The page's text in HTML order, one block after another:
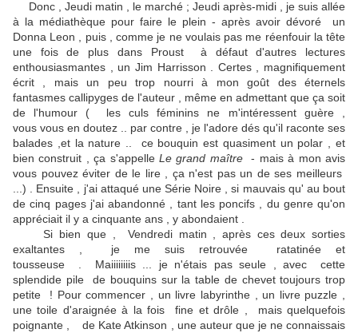
Donc , Jeudi matin , le marché ; Jeudi après-midi , je suis allée
à la médiathèque pour faire le plein - après avoir dévoré un
Donna Leon , puis , comme je ne voulais pas me réenfouir la tête
une fois de plus dans Proust à défaut d'autres lectures
enthousiasmantes , un Jim Harrisson . Certes , magnifiquement
écrit , mais un peu trop nourri à mon goût des éternels
fantasmes callipyges de l'auteur , même en admettant que ça soit
de l'humour ( les culs féminins ne m'intéressent guère ,
vous vous en doutez .. par contre , je l'adore dés qu'il raconte ses
balades ,et la nature .. ce bouquin est quasiment un polar , et
bien construit , ça s'appelle Le grand maître
- mais à mon avis
vous pouvez éviter de le lire , ça n'est pas un de ses meilleurs
...) . Ensuite , j'ai attaqué une Série Noire , si mauvais qu' au bout
de cinq pages j'ai abandonné , tant les poncifs , du genre qu'on
appréciait il y a cinquante ans , y abondaient .
Si bien que , Vendredi matin , après ces deux sorties
exaltantes , je me suis retrouvée ratatinée et
tousseuse . Maiiiiiiiis ... je n'étais pas seule , avec cette
splendide pile de bouquins sur la table de chevet toujours trop
petite ! Pour commencer , un livre labyrinthe , un livre puzzle ,
une toile d'araignée à la fois fine et drôle , mais quelquefois
poignante , de Kate Atkinson , une auteur que je ne connaissais